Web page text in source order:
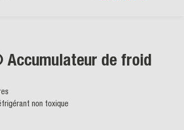
Accumulateur de froid
non toxique